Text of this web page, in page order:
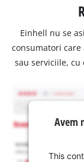
Einhell nu se
consumatori
sau serviciile,
Avem
This